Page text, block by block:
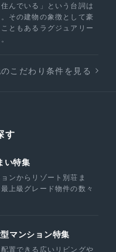
住んでいる」という台詞は
その建物の象徴として豪
ともあるラグジュアリー
こだわり条件を見る
す
い特集
ンからリゾート別荘ま
上級グレード物件の数々
マンション特集
置できる広いリビングや